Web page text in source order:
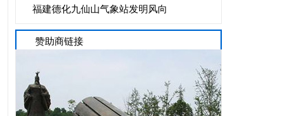
福建德化九仙山气象站发明风向
赞助商链接